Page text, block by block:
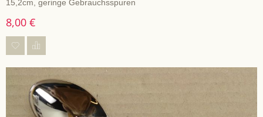
15,2cm, geringe Gebrauchsspuren
8,00 €